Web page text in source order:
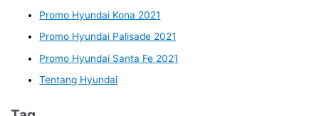
Promo Hyundai Kona 2021
Promo Hyundai Palisade 2021
Promo Hyundai Santa Fe 2021
Tentang Hyundai